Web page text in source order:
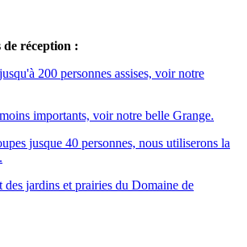
de réception :
200 personnes assises, voir notre
importants, voir notre belle Grange.
jusque 40 personnes, nous utiliserons la
des jardins et prairies du Domaine de